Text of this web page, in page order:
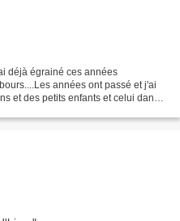
déjà égrainé ces années
années ont passé et j'ai
et des petits enfants et celui dans